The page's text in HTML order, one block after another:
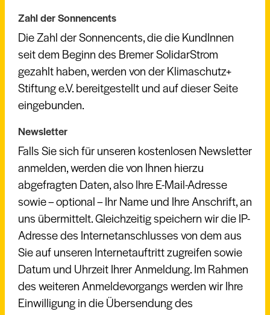
Zahl der Sonnencents
Die Zahl der Sonnencents, die die KundInnen
seit dem Beginn des Bremer SolidarStrom
gezahlt haben, werden von der Klimaschutz+
Stiftung e.V. bereitgestellt und auf dieser Seite
eingebunden.
Newsletter
Falls Sie sich für unseren kostenlosen Newsletter
anmelden, werden die von Ihnen hierzu
abgefragten Daten, also Ihre E-Mail-Adresse
sowie – optional – Ihr Name und Ihre Anschrift, an
uns übermittelt. Gleichzeitig speichern wir die IP-
Adresse des Internetanschlusses von dem aus
Sie auf unseren Internetauftritt zugreifen sowie
Datum und Uhrzeit Ihrer Anmeldung. Im Rahmen
des weiteren Anmeldevorgangs werden wir Ihre
Einwilligung in die Übersendung des